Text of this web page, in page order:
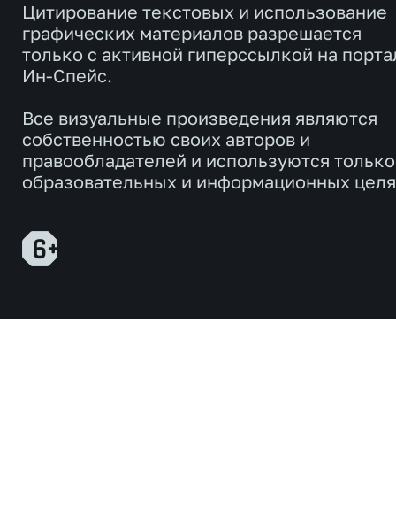
Цитирование текстовых и использование
графических материалов разрешается
только с активной гиперссылкой на
Ин-Спейс.
Все визуальные произведения являются
собственностью своих авторов и
правообладателей и используются
образовательных и информационных